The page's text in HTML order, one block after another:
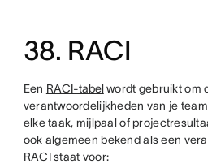
38. RACI
Een RACI-tabelwordt gebruikt om
verantwoordelijkheden van je
elke taak, mijlpaal of
ook algemeen bekend als een
RACI staat voor: